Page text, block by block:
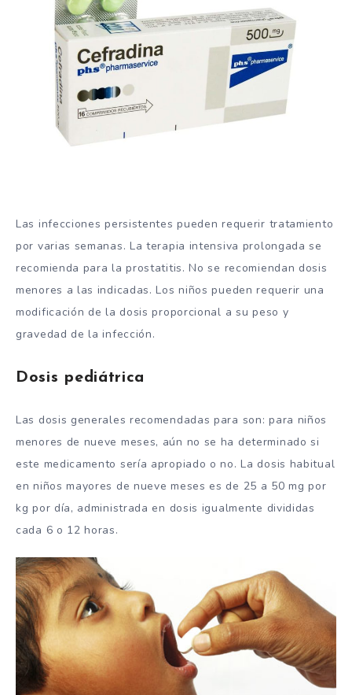
Las infecciones persistentes pueden requerir tratamiento
por varias semanas. La terapia intensiva prolongada se
recomienda para la prostatitis. No se recomiendan dosis
menores a las indicadas. Los niños pueden requerir una
modificación de la dosis proporcional a su peso y
gravedad de la infección.
Dosis pediátrica
Las dosis generales recomendadas para son: para niños
menores de nueve meses, aún no se ha determinado si
este medicamento sería apropiado o no. La dosis habitual
en niños mayores de nueve meses es de 25 a 50 mg por
kg por día, administrada en dosis igualmente divididas
cada 6 o 12 horas.